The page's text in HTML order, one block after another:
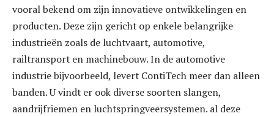
vooral bekend om zijn innovatieve ontwikkelingen en
producten. Deze zijn gericht op enkele belangrijke
industrieën zoals de luchtvaart, automotive,
railtransport en machinebouw. In de automotive
industrie bijvoorbeeld, levert ContiTech meer dan alleen
banden. U vindt er ook diverse soorten slangen,
aandrijfriemen en luchtspringveersystemen. al deze